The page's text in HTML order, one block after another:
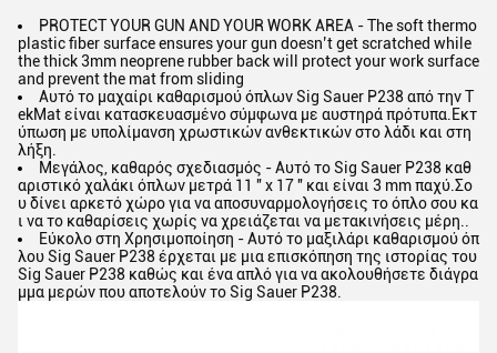
PROTECT YOUR GUN AND YOUR WORK AREA - The soft thermo
plastic fiber surface ensures your gun doesn’t get scratched while
the thick 3mm neoprene rubber back will protect your work surface
and prevent the mat from sliding
Αυτό το μαχαίρι καθαρισμού όπλων Sig Sauer P238 από την T
ekMat είναι κατασκευασμένο σύμφωνα με αυστηρά πρότυπα.Εκτ
ύπωση με υπολίμανση χρωστικών ανθεκτικών στο λάδι και στη
λήξη.
Μεγάλος, καθαρός σχεδιασμός - Αυτό το Sig Sauer P238 καθ
αριστικό χαλάκι όπλων μετρά 11 ′′ x 17 ′′ και είναι 3 mm παχύ.Σο
υ δίνει αρκετό χώρο για να αποσυναρμολογήσεις το όπλο σου κα
ι να το καθαρίσεις χωρίς να χρειάζεται να μετακινήσεις μέρη..
Εύκολο στη Χρησιμοποίηση - Αυτό το μαξιλάρι καθαρισμού όπ
λου Sig Sauer P238 έρχεται με μια επισκόπηση της ιστορίας του
Sig Sauer P238 καθώς και ένα απλό για να ακολουθήσετε διάγρα
μμα μερών που αποτελούν το Sig Sauer P238.